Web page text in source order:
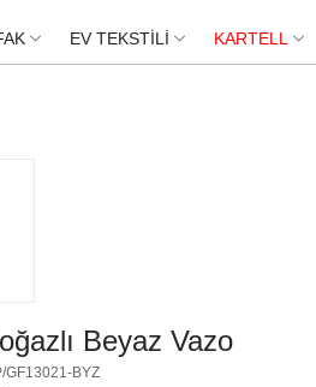
EV TEKSTİLİ KARTELL
Beyaz Vazo
GF13021-BYZ